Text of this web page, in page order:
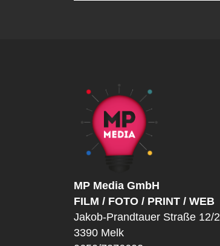
MP Media GmbH
FILM / FOTO / PRINT / WEB
Jakob-Prandtauer Straße 12/2
3390 Melk